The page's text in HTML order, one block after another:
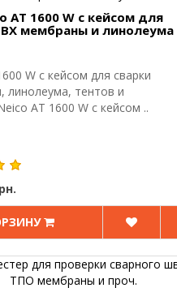
AT 1600 W с кейсом для
мембраны и линолеума
W с кейсом для сварки
линолеума, тентов и
AT 1600 W с кейсом ..